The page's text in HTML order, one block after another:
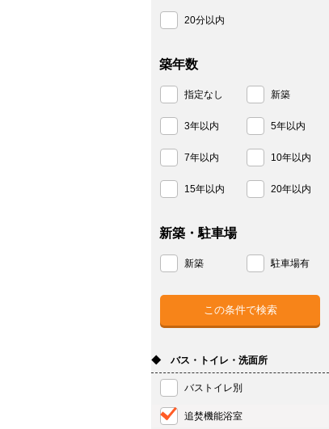
20分以内
築年数
指定なし 新築
3年以内 5年以内
7年以内 10年以内
15年以内 20年以内
新築・駐車場
新築 駐車場有
◆ バス・トイレ・洗面所
バストイレ別
追焚機能浴室